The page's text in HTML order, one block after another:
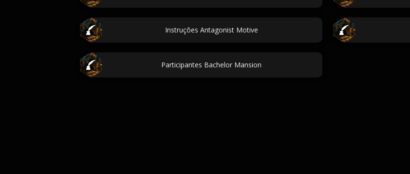
Instruções Antagonist Motive
Participantes Bachelor Mansion